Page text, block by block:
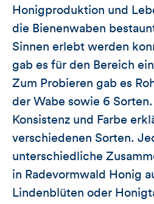
Honigproduktion und
die Bienenwaben
Sinnen erlebt werden
gab es für den Bereich
Zum Probieren gab es
der Wabe sowie 6
Konsistenz und Farbe
verschiedenen Sorten.
unterschiedliche
in Radevormwald Honig
Lindenblüten oder